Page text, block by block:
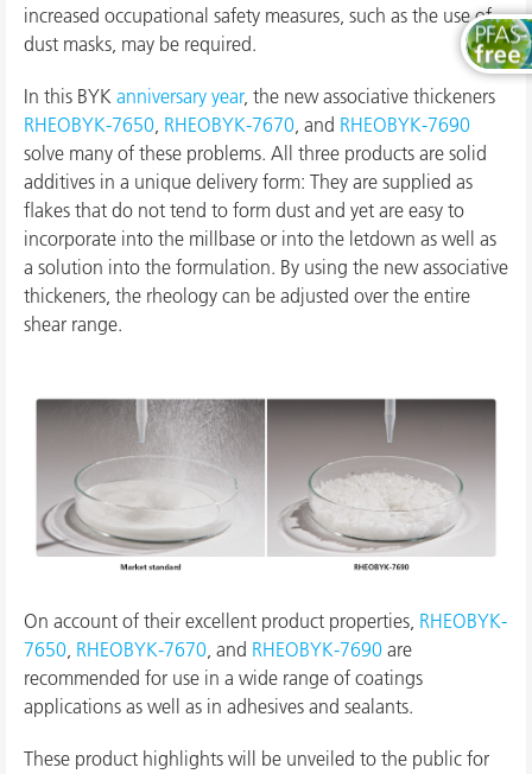
increased occupational safety measures, such as the use of
dust masks, may be required.
In this BYK anniversary year, the new associative thickeners
RHEOBYK-7650, RHEOBYK-7670, and RHEOBYK-7690
solve many of these problems. All three products are solid
additives in a unique delivery form: They are supplied as
flakes that do not tend to form dust and yet are easy to
incorporate into the millbase or into the letdown as well as
a solution into the formulation. By using the new associative
thickeners, the rheology can be adjusted over the entire
shear range.
On account of their excellent product properties, RHEOBYK-
7650, RHEOBYK-7670, and RHEOBYK-7690 are
recommended for use in a wide range of coatings
applications as well as in adhesives and sealants.
These product highlights will be unveiled to the public for